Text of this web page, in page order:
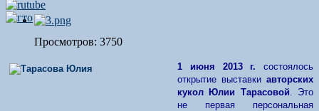
Просмотров: 3750
1 июня 2013 г.
состоялось
открытие выставки авторских
кукол Юлии Тарасовой. Это
не первая персональная